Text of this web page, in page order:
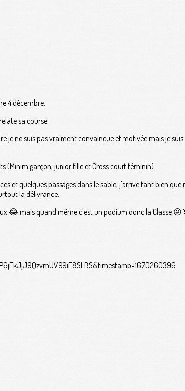
4 décembre.
sa course:
je ne suis pas vraiment convaincue et motivée mais je
(Minim garçon, junior fille et Cross court féminin).
et quelques passages dans le sable, j'arrive tant bien que
la délivrance.
😂 mais quand même c'est un podium donc la Classe